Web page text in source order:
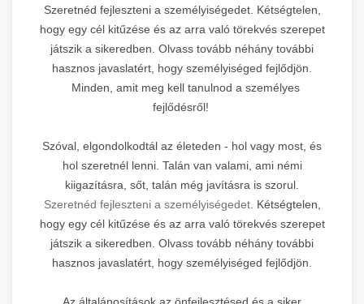
Szeretnéd fejleszteni a személyiségedet. Kétségtelen,
hogy egy cél kitűzése és az arra való törekvés szerepet
játszik a sikeredben. Olvass tovább néhány további
hasznos javaslatért, hogy személyiséged fejlődjön.
Minden, amit meg kell tanulnod a személyes
fejlődésről!
Szóval, elgondolkodtál az életeden - hol vagy most, és
hol szeretnél lenni. Talán van valami, ami némi
kiigazításra, sőt, talán még javításra is szorul.
Szeretnéd fejleszteni a személyiségedet. Kétségtelen,
hogy egy cél kitűzése és az arra való törekvés szerepet
játszik a sikeredben. Olvass tovább néhány további
hasznos javaslatért, hogy személyiséged fejlődjön.
Az általánosítások az önfejlesztésed és a siker